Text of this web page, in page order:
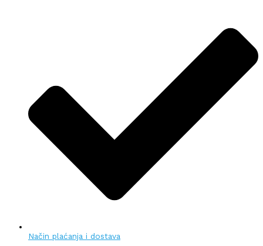
Način plaćanja i dostava